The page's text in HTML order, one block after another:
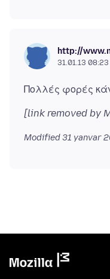
http://
31.01.13 08:23
[link removed by
Modified31 yanvar